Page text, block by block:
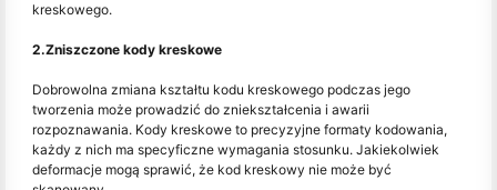
kreskowego.
2.Zniszczone kody kreskowe
Dobrowolna zmiana kształtu kodu kreskowego podczas jego
tworzenia może prowadzić do zniekształcenia i awarii
rozpoznawania. Kody kreskowe to precyzyjne formaty kodowania,
każdy z nich ma specyficzne wymagania stosunku. Jakiekolwiek
deformacje mogą sprawić, że kod kreskowy nie może być